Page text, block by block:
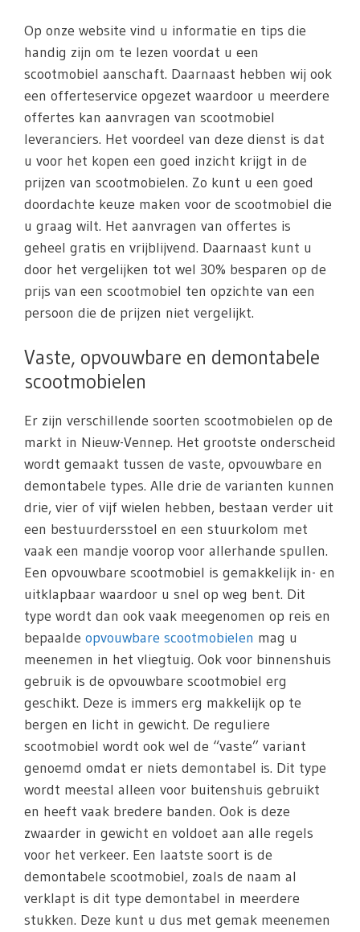
Op onze website vind u informatie en tips die
handig zijn om te lezen voordat u een
scootmobiel aanschaft. Daarnaast hebben wij ook
een offerteservice opgezet waardoor u meerdere
offertes kan aanvragen van scootmobiel
leveranciers. Het voordeel van deze dienst is dat
u voor het kopen een goed inzicht krijgt in de
prijzen van scootmobielen. Zo kunt u een goed
doordachte keuze maken voor de scootmobiel die
u graag wilt. Het aanvragen van offertes is
geheel gratis en vrijblijvend. Daarnaast kunt u
door het vergelijken tot wel 30% besparen op de
prijs van een scootmobiel ten opzichte van een
persoon die de prijzen niet vergelijkt.
Vaste, opvouwbare en demontabele
scootmobielen
Er zijn verschillende soorten scootmobielen op de
markt in Nieuw-Vennep. Het grootste onderscheid
wordt gemaakt tussen de vaste, opvouwbare en
demontabele types. Alle drie de varianten kunnen
drie, vier of vijf wielen hebben, bestaan verder uit
een bestuurdersstoel en een stuurkolom met
vaak een mandje voorop voor allerhande spullen.
Een opvouwbare scootmobiel is gemakkelijk in- en
uitklapbaar waardoor u snel op weg bent. Dit
type wordt dan ook vaak meegenomen op reis en
bepaalde opvouwbare scootmobielen mag u
meenemen in het vliegtuig. Ook voor binnenshuis
gebruik is de opvouwbare scootmobiel erg
geschikt. Deze is immers erg makkelijk op te
bergen en licht in gewicht. De reguliere
scootmobiel wordt ook wel de “vaste” variant
genoemd omdat er niets demontabel is. Dit type
wordt meestal alleen voor buitenshuis gebruikt
en heeft vaak bredere banden. Ook is deze
zwaarder in gewicht en voldoet aan alle regels
voor het verkeer. Een laatste soort is de
demontabele scootmobiel, zoals de naam al
verklapt is dit type demontabel in meerdere
stukken. Deze kunt u dus met gemak meenemen